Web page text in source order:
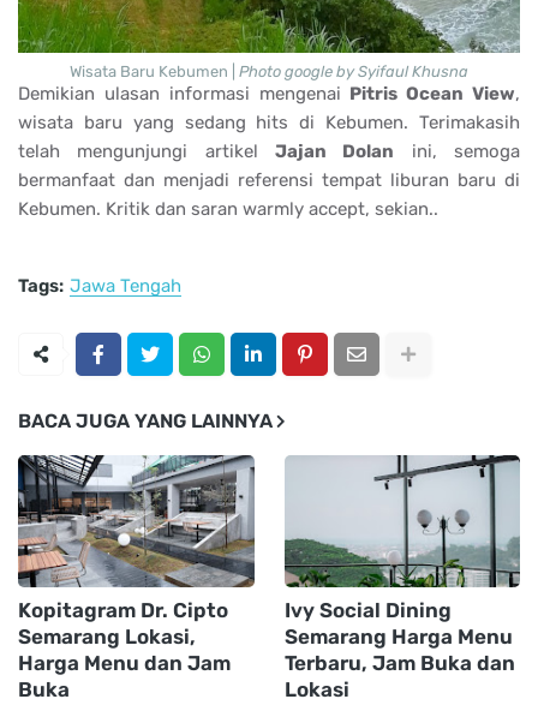
Wisata Baru Kebumen | Photo google by Syifaul Khusna
Demikian ulasan informasi mengenai Pitris Ocean View,
wisata baru yang sedang hits di Kebumen. Terimakasih
telah mengunjungi artikel Jajan Dolan ini, semoga
bermanfaat dan menjadi referensi tempat liburan baru di
Kebumen. Kritik dan saran warmly accept, sekian..
Tags: Jawa Tengah
BACA JUGA YANG LAINNYA
Kopitagram Dr. Cipto
Semarang Lokasi,
Harga Menu dan Jam
Buka
Ivy Social Dining
Semarang Harga Menu
Terbaru, Jam Buka dan
Lokasi